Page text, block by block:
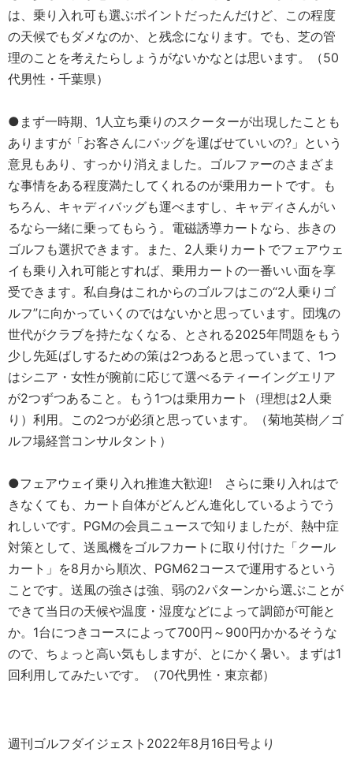
は、乗り入れ可も選ぶポイントだったんだけど、この程度
の天候でもダメなのか、と残念になります。でも、芝の管
理のことを考えたらしょうがないかなとは思います。（50
代男性・千葉県）
●まず一時期、1人立ち乗りのスクーターが出現したことも
ありますが「お客さんにバッグを運ばせていいの?」という
意見もあり、すっかり消えました。ゴルファーのさまざま
な事情をある程度満たしてくれるのが乗用カートです。も
ちろん、キャディバッグも運べますし、キャディさんがい
るなら一緒に乗ってもらう。電磁誘導カートなら、歩きの
ゴルフも選択できます。また、2人乗りカートでフェアウェ
イも乗り入れ可能とすれば、乗用カートの一番いい面を享
受できます。私自身はこれからのゴルフはこの“2人乗りゴ
ルフ”に向かっていくのではないかと思っています。団塊の
世代がクラブを持たなくなる、とされる2025年問題をもう
少し先延ばしするための策は2つあると思っていまて、1つ
はシニア・女性が腕前に応じて選べるティーイングエリア
が2つずつあること。もう1つは乗用カート（理想は2人乗
り）利用。この2つが必須と思っています。（菊地英樹／ゴ
ルフ場経営コンサルタント）
●フェアウェイ乗り入れ推進大歓迎! さらに乗り入れはで
きなくても、カート自体がどんどん進化しているようでう
れしいです。PGMの会員ニュースで知りましたが、熱中症
対策として、送風機をゴルフカートに取り付けた「クール
カート」を8月から順次、PGM62コースで運用するという
ことです。送風の強さは強、弱の2パターンから選ぶことが
できて当日の天候や温度・湿度などによって調節が可能と
か。1台につきコースによって700円～900円かかるそうな
ので、ちょっと高い気もしますが、とにかく暑い。まずは1
回利用してみたいです。（70代男性・東京都）
週刊ゴルフダイジェスト2022年8月16日号より